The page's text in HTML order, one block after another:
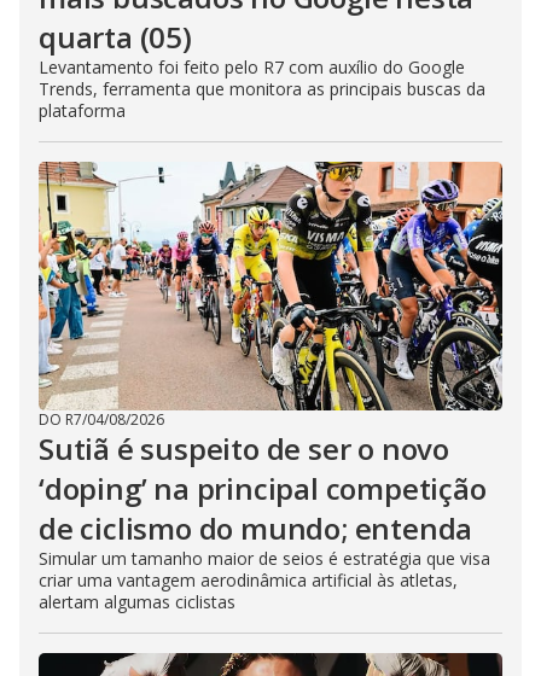
quarta (05)
Levantamento foi feito pelo R7 com auxílio do Google
Trends, ferramenta que monitora as principais buscas da
plataforma
DO R7/04/08/2026
Sutiã é suspeito de ser o novo
‘doping’ na principal competição
de ciclismo do mundo; entenda
Simular um tamanho maior de seios é estratégia que visa
criar uma vantagem aerodinâmica artificial às atletas,
alertam algumas ciclistas